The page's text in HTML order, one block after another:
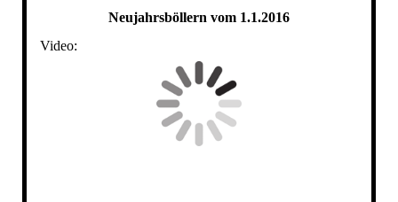
Neujahrsböllern vom 1.1.2016
Video: